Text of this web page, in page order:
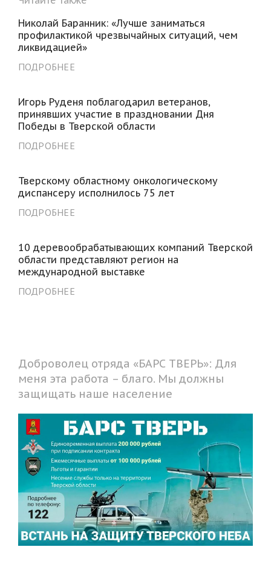
Николай Баранник: «Лучше заниматься
профилактикой чрезвычайных ситуаций, чем
ликвидацией»
ПОДРОБНЕЕ
Игорь Руденя поблагодарил ветеранов,
принявших участие в праздновании Дня
Победы в Тверской области
ПОДРОБНЕЕ
Тверскому областному онкологическому
диспансеру исполнилось 75 лет
ПОДРОБНЕЕ
10 деревообрабатывающих компаний Тверской
области представляют регион на
международной выставке
ПОДРОБНЕЕ
Доброволец отряда «БАРС ТВЕРЬ»: Для
меня эта работа – благо. Мы должны
защищать наше население